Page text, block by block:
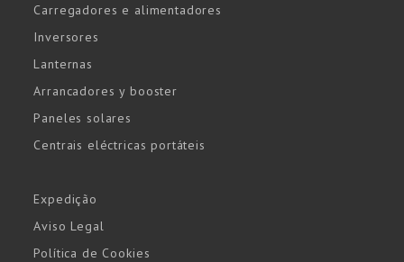
Carregadores e alimentadores
Inversores
Lanternas
Arrancadores y booster
Paneles solares
Centrais eléctricas portáteis
Expedição
Aviso Legal
Política de Cookies